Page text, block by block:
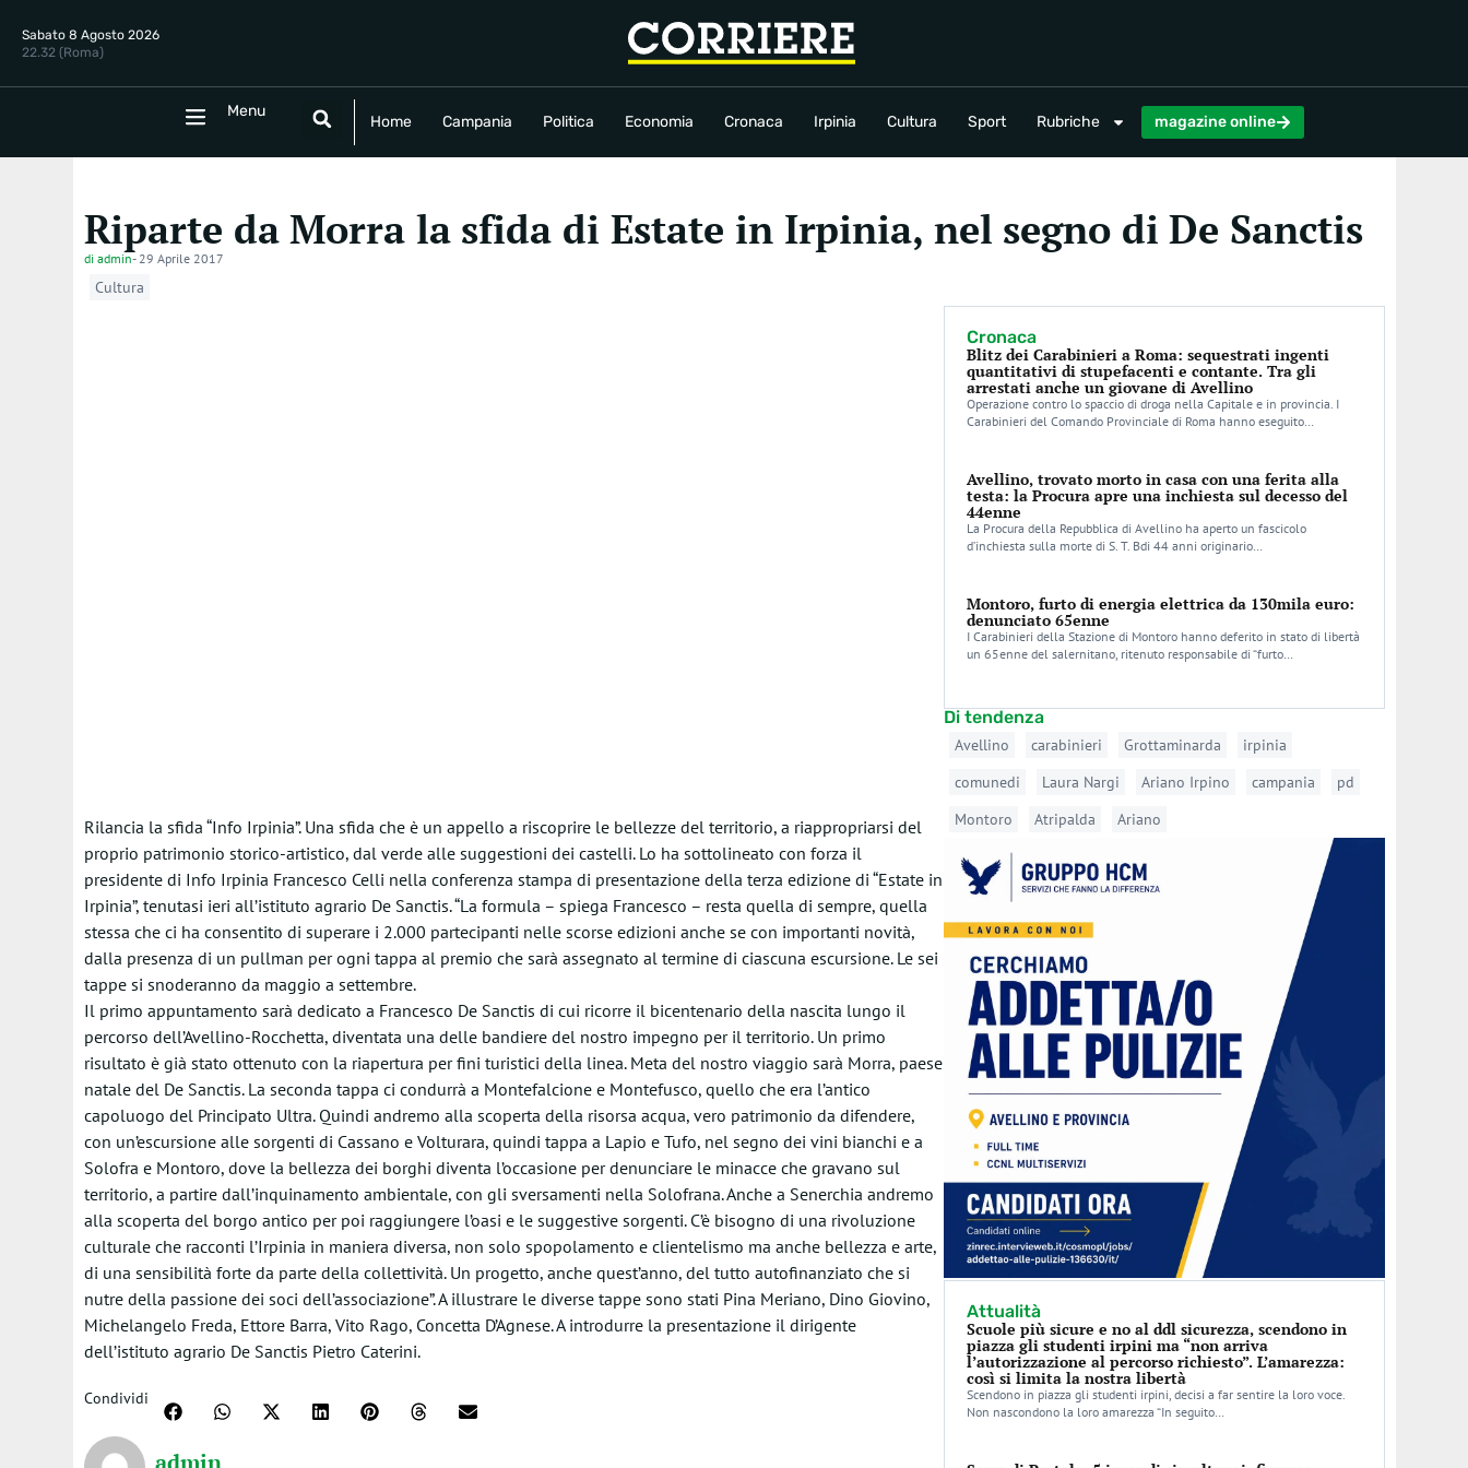
Sabato 8 Agosto 2026
22.32 (Roma)
Menu
Home Campania Politica Economia Cronaca Irpinia Cultura Sport Rubriche magazine online
Home Campania Politica Economia Cronaca Irpinia Sport Rubriche
Riparte da Morra la sfida di Estate in Irpinia, nel segno di De Sanctis
di admin- 29 Aprile 2017
Cultura
Rilancia la sfida “Info Irpinia”. Una sfida che è un appello a riscoprire le bellezze del territorio, a riappropriarsi del
proprio patrimonio storico-artistico, dal verde alle suggestioni dei castelli. Lo ha sottolineato con forza il
presidente di Info Irpinia Francesco Celli nella conferenza stampa di presentazione della terza edizione di “Estate in
Irpinia”, tenutasi ieri all’istituto agrario De Sanctis. “La formula – spiega Francesco – resta quella di sempre, quella
stessa che ci ha consentito di superare i 2.000 partecipanti nelle scorse edizioni anche se con importanti novità,
dalla presenza di un pullman per ogni tappa al premio che sarà assegnato al termine di ciascuna escursione. Le sei
tappe si snoderanno da maggio a settembre.
Il primo appuntamento sarà dedicato a Francesco De Sanctis di cui ricorre il bicentenario della nascita lungo il
percorso dell’Avellino-Rocchetta, diventata una delle bandiere del nostro impegno per il territorio. Un primo
risultato è già stato ottenuto con la riapertura per fini turistici della linea. Meta del nostro viaggio sarà Morra, paese
natale del De Sanctis. La seconda tappa ci condurrà a Montefalcione e Montefusco, quello che era l’antico
capoluogo del Principato Ultra. Quindi andremo alla scoperta della risorsa acqua, vero patrimonio da difendere,
con un’escursione alle sorgenti di Cassano e Volturara, quindi tappa a Lapio e Tufo, nel segno dei vini bianchi e a
Solofra e Montoro, dove la bellezza dei borghi diventa l’occasione per denunciare le minacce che gravano sul
territorio, a partire dall’inquinamento ambientale, con gli sversamenti nella Solofrana. Anche a Senerchia andremo
alla scoperta del borgo antico per poi raggiungere l’oasi e le suggestive sorgenti. C’è bisogno di una rivoluzione
culturale che racconti l’Irpinia in maniera diversa, non solo spopolamento e clientelismo ma anche bellezza e arte,
di una sensibilità forte da parte della collettività. Un progetto, anche quest’anno, del tutto autofinanziato che si
nutre della passione dei soci dell’associazione”. A illustrare le diverse tappe sono stati Pina Meriano, Dino Giovino,
Michelangelo Freda, Ettore Barra, Vito Rago, Concetta D’Agnese. A introdurre la presentazione il dirigente
dell’istituto agrario De Sanctis Pietro Caterini.
Condividi
admin
Cronaca
Blitz dei Carabinieri a Roma: sequestrati ingenti
quantitativi di stupefacenti e contante. Tra gli
arrestati anche un giovane di Avellino
Operazione contro lo spaccio di droga nella Capitale e in provincia. I
Carabinieri del Comando Provinciale di Roma hanno eseguito…
Avellino, trovato morto in casa con una ferita alla
testa: la Procura apre una inchiesta sul decesso del
44enne
La Procura della Repubblica di Avellino ha aperto un fascicolo
d’inchiesta sulla morte di S. T. Bdi 44 anni originario…
Montoro, furto di energia elettrica da 130mila euro:
denunciato 65enne
I Carabinieri della Stazione di Montoro hanno deferito in stato di libertà
un 65enne del salernitano, ritenuto responsabile di “furto…
Di tendenza
Avellino carabinieri Grottaminarda
irpinia
comunedi
Laura Nargi Ariano Irpino campania
pd
Montoro
Atripalda Ariano
Attualità
Scuole più sicure e no al ddl sicurezza, scendono in
piazza gli studenti irpini ma “non arriva
l’autorizzazione al percorso richiesto”. L’amarezza:
così si limita la nostra libertà
Scendono in piazza gli studenti irpini, decisi a far sentire la loro voce.
Non nascondono la loro amarezza “In seguito…